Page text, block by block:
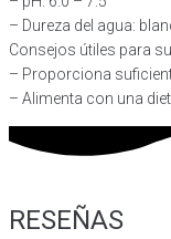
– Dureza del agua:
Consejos útiles para
– Proporciona
– Alimenta con una
RESEÑAS